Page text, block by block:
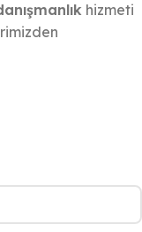
hizmeti